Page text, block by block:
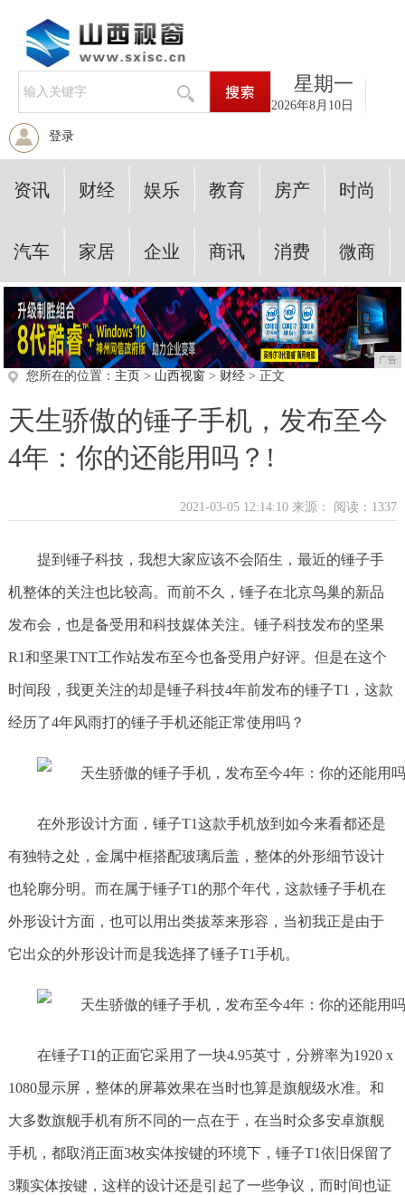
星期一
2026年8月10日
登录
资讯 财经 娱乐 教育 房产 时尚
汽车 家居 企业 商讯 消费 微商
广告
您所在的位置： 主页 > 山西视窗> 财经> 正文
天生骄傲的锤子手机，发布至今
4年：你的还能用吗？!
2021-03-05 12:14:10 来源： 阅读：1337
提到锤子科技，我想大家应该不会陌生，最近的锤子手
机整体的关注也比较高。而前不久，锤子在北京鸟巢的新品
发布会，也是备受用和科技媒体关注。锤子科技发布的坚果
R1和坚果TNT工作站发布至今也备受用户好评。但是在这个
时间段，我更关注的却是锤子科技4年前发布的锤子T1，这款
经历了4年风雨打的锤子手机还能正常使用吗？
在外形设计方面，锤子T1这款手机放到如今来看都还是
有独特之处，金属中框搭配玻璃后盖，整体的外形细节设计
也轮廓分明。而在属于锤子T1的那个年代，这款锤子手机在
外形设计方面，也可以用出类拔萃来形容，当初我正是由于
它出众的外形设计而是我选择了锤子T1手机。
在锤子T1的正面它采用了一块4.95英寸，分辨率为1920 x
1080显示屏，整体的屏幕效果在当时也算是旗舰级水准。和
大多数旗舰手机有所不同的一点在于，在当时众多安卓旗舰
手机，都取消正面3枚实体按键的环境下，锤子T1依旧保留了
3颗实体按键，这样的设计还是引起了一些争议，而时间也证